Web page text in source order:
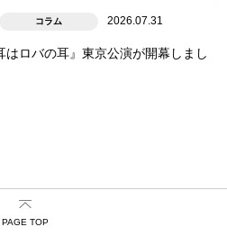
コラム 2026.07.31
はロバの耳』東京公演が開幕しまし
PAGE TOP